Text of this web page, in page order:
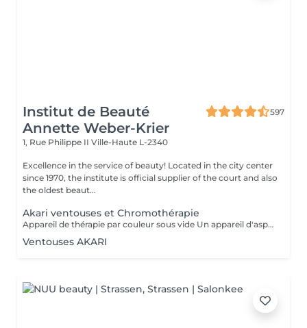
Institut de Beauté
Annette Weber-Krier
597
1, Rue Philippe II Ville-Haute L-2340
Excellence in the service of beauty! Located in the city center
since 1970, the institute is official supplier of the court and also
the oldest beaut...
Akari ventouses et Chromothérapie
Appareil de thérapie par couleur sous vide Un appareil d'aspiration - complété avec 21 couleurs (barre de couleurs Akari). APPLICATIONS En cosmétique, en massage, en physiothérapie et dans le domaine médical. AVANTAGE En raison du vide, de la levée sans pression, la circulation sanguine et la lymphe sont stimulées. Ce vide est constant, finement contrôlé et réglable. Il a un train doux. Cela signifie qu'il peut également être utilisé sur les zones les plus sensibles - cicatrices, contour des yeux, lèvres, zones douloureuses ... APPLICATIONS POSSIBLES EN COSMÉTIQUE, Pour resserrer et affiner le visage (rides autour des yeux et des lèvres), cou et décolleté les bras supérieurs , ventre , hanche , cellulite DANS LE MASSAGE, drainage , réflexologie , tissu conjonctif, le drainage lymphatique , compensation des méridiens , dans les blessures sportives Pour le post-traitement des opérations faciales Possibilité d'utiliser une pyramide de cristal de roche pour faire des stimulations de couleur.
Ventouses AKARI